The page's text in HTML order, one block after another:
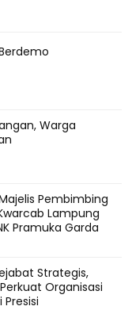
Warga
Pembimbing
Lampung
Pramuka Garda
Strategis,
Organisasi